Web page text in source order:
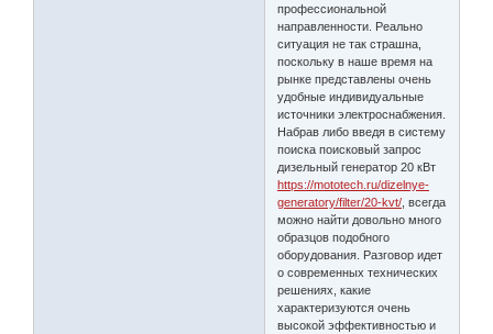
профессиональной
направленности. Реально
ситуация не так страшна,
поскольку в наше время на
рынке представлены очень
удобные индивидуальные
источники электроснабжения.
Набрав либо введя в систему
поиска поисковый запрос
дизельный генератор 20 кВт
https://mototech.ru/dizelnye-
generatory/filter/20-kvt/ , всегда
можно найти довольно много
образцов подобного
оборудования. Разговор идет
о современных технических
решениях, какие
характеризуются очень
высокой эффективностью и